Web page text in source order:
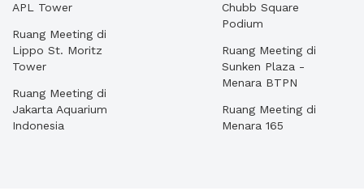
APL Tower
Ruang Meeting di
Lippo St. Moritz
Tower
Ruang Meeting di
Jakarta Aquarium
Indonesia
Chubb Square
Podium
Ruang Meeting di
Sunken Plaza -
Menara BTPN
Ruang Meeting di
Menara 165